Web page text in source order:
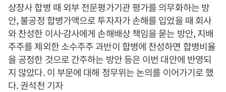
상장사 합병 때 외부 전문평가기관 평가를 의무화하는 방
안, 불공정 합병가액으로 투자자가 손해를 입었을 때 회사
와 찬성한 이사·감사에게 손해배상 책임을 묻는 방안, 지배
주주를 제외한 소수주주 과반이 합병에 찬성하면 합병비율
을 공정한 것으로 간주하는 방안 등은 이번 대안에 반영되
지 않았다. 이 부문에 대해 정무위는 논의를 이어가기로 했
다. 권석천 기자